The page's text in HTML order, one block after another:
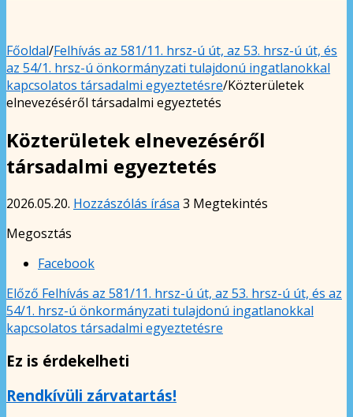
Főoldal/Felhívás az 581/11. hrsz-ú út, az 53. hrsz-ú út, és
az 54/1. hrsz-ú önkormányzati tulajdonú ingatlanokkal
kapcsolatos társadalmi egyeztetésre/Közterületek
elnevezéséről társadalmi egyeztetés
Közterületek elnevezéséről
társadalmi egyeztetés
2026.05.20. Hozzászólás írása 3 Megtekintés
Megosztás
Facebook
Előző Felhívás az 581/11. hrsz-ú út, az 53. hrsz-ú út, és az
54/1. hrsz-ú önkormányzati tulajdonú ingatlanokkal
kapcsolatos társadalmi egyeztetésre
Ez is érdekelheti
Rendkívüli zárvatartás!